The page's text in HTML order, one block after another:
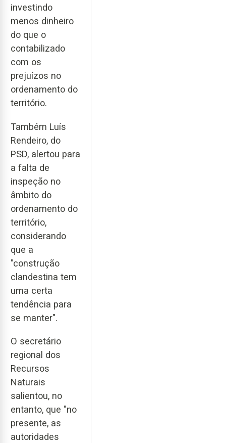
investindo
menos dinheiro
do que o
contabilizado
com os
prejuízos no
ordenamento do
território.
Também Luís
Rendeiro, do
PSD, alertou para
a falta de
inspeção no
âmbito do
ordenamento do
território,
considerando
que a
"construção
clandestina tem
uma certa
tendência para
se manter".
O secretário
regional dos
Recursos
Naturais
salientou, no
entanto, que "no
presente, as
autoridades